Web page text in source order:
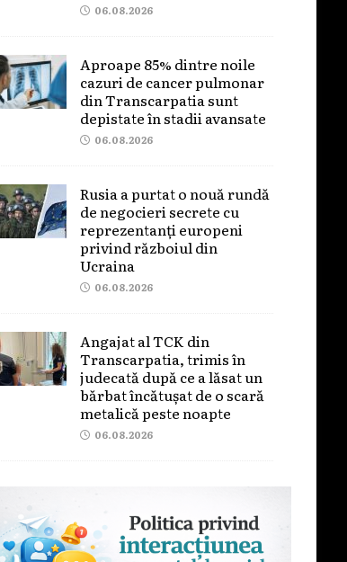
06.08.2026
Aproape 85% dintre noile
cazuri de cancer pulmonar
din Transcarpatia sunt
depistate în stadii avansate
06.08.2026
Rusia a purtat o nouă rundă
de negocieri secrete cu
reprezentanți europeni
privind războiul din
Ucraina
06.08.2026
Angajat al TCK din
Transcarpatia, trimis în
judecată după ce a lăsat un
bărbat încătușat de o scară
metalică peste noapte
06.08.2026